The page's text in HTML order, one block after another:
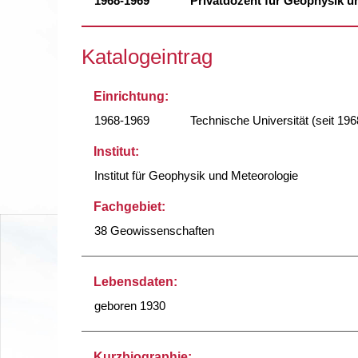
Katalogeintrag
Einrichtung:
1968-1969
Technische Universität (seit
Institut:
Institut für Geophysik und Meteorologie
Fachgebiet:
38 Geowissenschaften
Lebensdaten:
geboren 1930